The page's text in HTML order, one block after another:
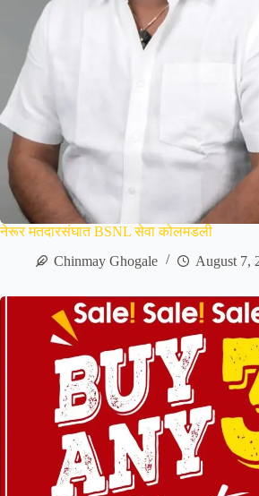
नेरूर मतदारसंघात BSNL सेवा कोलमडली
Chinmay Ghogale
August 7,